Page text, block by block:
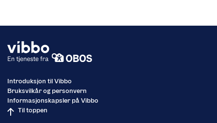
Introduksjon til Vibbo
Bruksvilkår og personvern
Informasjonskapsler på Vibbo
Til toppen